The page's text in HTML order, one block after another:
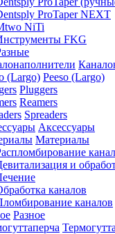
ProTaper NEXT
NiTi
FKG
Peeso (Largo)
Pluggers
Reamers
Spreaders
Аксессуары
Материалы
и
каналов
каналов
Разное